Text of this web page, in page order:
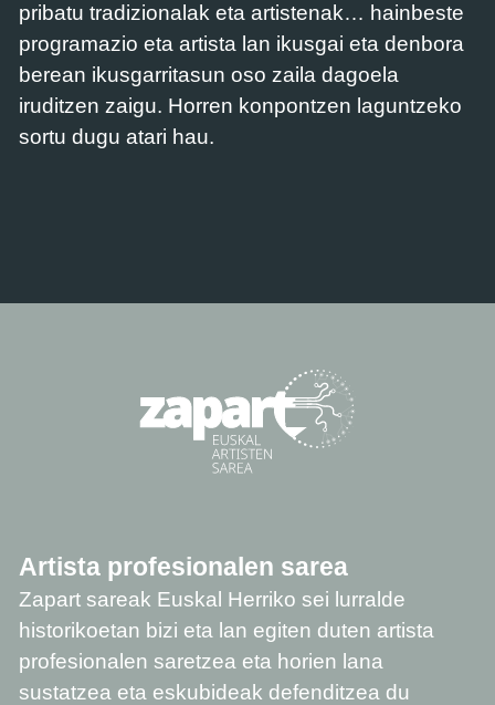
pribatu tradizionalak eta artistenak… hainbeste
programazio eta artista lan ikusgai eta denbora
berean ikusgarritasun oso zaila dagoela
iruditzen zaigu. Horren konpontzen laguntzeko
sortu dugu atari hau.
Artista profesionalen sarea
Zapart sareak Euskal Herriko sei lurralde
historikoetan bizi eta lan egiten duten artista
profesionalen saretzea eta horien lana
sustatzea eta eskubideak defenditzea du